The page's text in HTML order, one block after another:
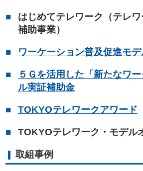
はじめてテレワーク（テレ
補助事業）
ワーケーション普及促進モ
５Ｇを活用した「新たなワ
ル実証補助金
TOKYOテレワークアワード
TOKYOテレワーク・モデル
取組事例